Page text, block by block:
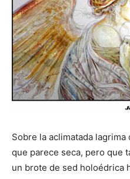
Sobre la aclimatada
que parece seca, pero que
un brote de sed holoédrica